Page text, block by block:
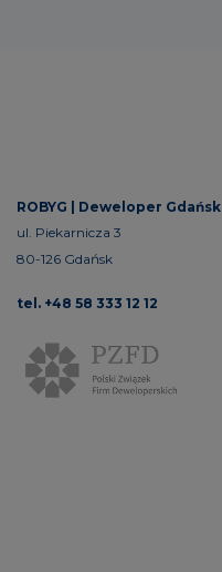
ROBYG | Deweloper Gdańsk
ul. Piekarnicza 3
80-126 Gdańsk
tel. +48 58 333 12 12